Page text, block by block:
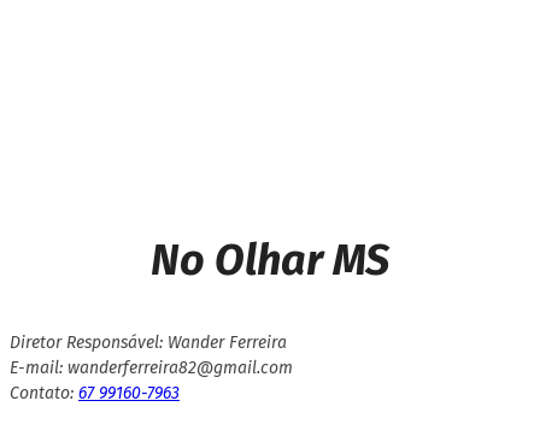
No Olhar MS
Diretor Responsável: Wander Ferreira
E-mail: wanderferreira82@gmail.com
Contato: 67 99160-7963